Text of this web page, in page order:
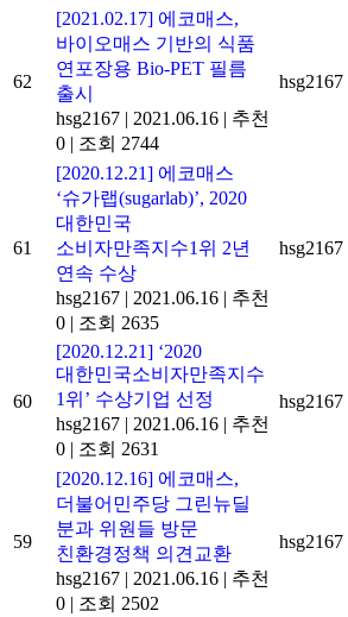
62
[2021.02.17] 에코매스,
바이오매스 기반의 식품
연포장용 Bio-PET 필름
출시
hsg2167 | 2021.06.16 | 추천
0 | 조회 2744
hsg2167
61
[2020.12.21] 에코매스
‘슈가랩(sugarlab)’, 2020
대한민국
소비자만족지수1위 2년
연속 수상
hsg2167 | 2021.06.16 | 추천
0 | 조회 2635
hsg2167
60
[2020.12.21] ‘2020
대한민국소비자만족지수
1위’ 수상기업 선정
hsg2167 | 2021.06.16 | 추천
0 | 조회 2631
hsg2167
59
[2020.12.16] 에코매스,
더불어민주당 그린뉴딜
분과 위원들 방문
친환경정책 의견교환
hsg2167 | 2021.06.16 | 추천
0 | 조회 2502
hsg2167